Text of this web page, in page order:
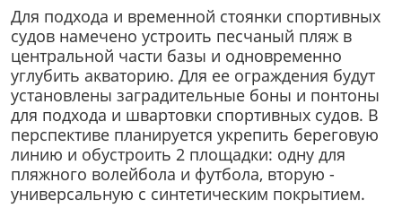
Для подхода и временной стоянки спортивных
судов намечено устроить песчаный пляж в
центральной части базы и одновременно
углубить акваторию. Для ее ограждения будут
установлены заградительные боны и понтоны
для подхода и швартовки спортивных судов. В
перспективе планируется укрепить береговую
линию и обустроить 2 площадки: одну для
пляжного волейбола и футбола, вторую -
универсальную с синтетическим покрытием.